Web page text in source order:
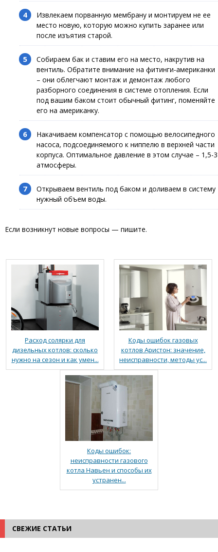
Извлекаем порванную мембрану и монтируем не ее
место новую, которую можно купить заранее или
после изъятия старой.
Собираем бак и ставим его на место, накрутив на
вентиль. Обратите внимание на фитинги-американки
– они облегчают монтаж и демонтаж любого
разборного соединения в системе отопления. Если
под вашим баком стоит обычный фитинг, поменяйте
его на американку.
Накачиваем компенсатор с помощью велосипедного
насоса, подсоединяемого к ниппелю в верхней части
корпуса. Оптимальное давление в этом случае – 1,5-3
атмосферы.
Открываем вентиль под баком и доливаем в систему
нужный объем воды.
Если возникнут новые вопросы — пишите.
Расход солярки для
дизельных котлов: сколько
нужно на сезон и как умен...
Коды ошибок газовых
котлов Аристон: значение,
неисправности, методы ус...
Коды ошибок:
неисправности газового
котла Навьен и способы их
устранен...
СВЕЖИЕ СТАТЬИ